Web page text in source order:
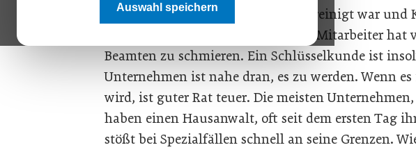
Auswahl speichern
Produktes durch Glassplitter verunreinigt war und
eine Sammelklage vorbereiten. Ein Mitarbeiter hat
Beamten zu schmieren. Ein Schlüsselkunde ist
Unternehmen ist nahe dran, es zu werden. Wenn
wird, ist guter Rat teuer. Die meisten
haben einen Hausanwalt, oft seit dem ersten Tag
stößt bei Spezialfällen schnell an seine Grenzen.